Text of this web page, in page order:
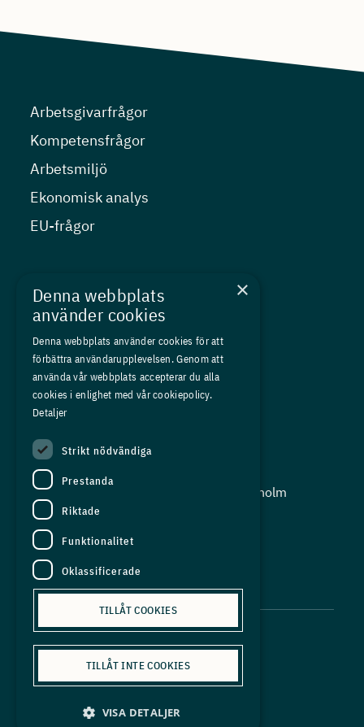
Arbetsgivarfrågor
Kompetensfrågor
Arbetsmiljö
Ekonomisk analys
EU-frågor
Kurser
Medlemskap
Om oss
Press
In English
Adress:
Storgatan 19, Box 5501, 114 85 Stockholm
Organisationsnummer:
556625 - 8389
E-post:
info@industriarbetsgivarna.se
×
Denna webbplats
använder cookies
Denna webbplats använder cookies för att
förbättra användarupplevelsen. Genom att
använda vår webbplats accepterar du alla
cookies i enlighet med vår cookiepolicy.
Detaljer
Strikt nödvändiga
Prestanda
Riktade
Funktionalitet
Oklassificerade
TILLÅT COOKIES
TILLÅT INTE COOKIES
VISA DETALJER